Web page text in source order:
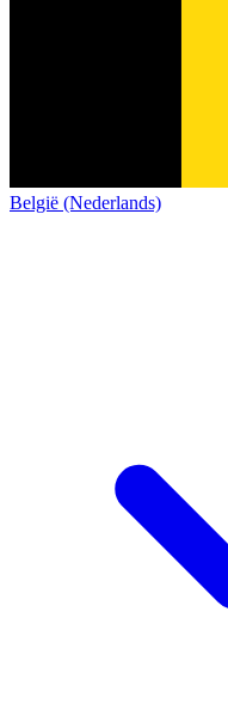
België (Nederlands)